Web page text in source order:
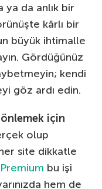
ya da anlık bir
kârlı bir
büyük ihtimalle
Gördüğünüz
kendi
göz ardı edin.
önlemek için
olup
site dikkatle
bu işi
hem de